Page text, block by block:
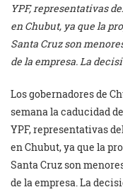
YPF, representativas
en Chubut, ya que la
Santa Cruz son
de la empresa. La
Los gobernadores de
semana la caducidad
YPF, representativas
en Chubut, ya que la
Santa Cruz son
de la empresa. La